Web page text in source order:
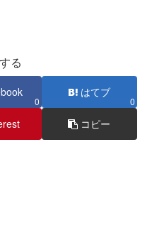
る
0
はてブ
0
コピー